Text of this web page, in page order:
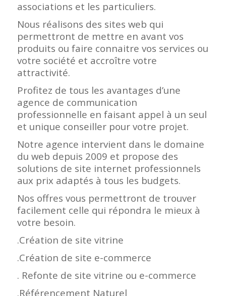
associations et les particuliers.
Nous réalisons des sites web qui
permettront de mettre en avant vos
produits ou faire connaitre vos services ou
votre société et accroître votre
attractivité.
Profitez de tous les avantages d’une
agence de communication
professionnelle en faisant appel à un seul
et unique conseiller pour votre projet.
Notre agence intervient dans le domaine
du web depuis 2009 et propose des
solutions de site internet professionnels
aux prix adaptés à tous les budgets.
Nos offres vous permettront de trouver
facilement celle qui répondra le mieux à
votre besoin.
.Création de site vitrine
.Création de site e-commerce
. Refonte de site vitrine ou e-commerce
.Référencement Naturel